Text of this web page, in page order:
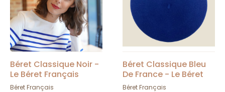
Béret Classique Noir -
Le Béret Français
Béret Français
Béret Classique Bleu
De France - Le Béret
Français
Béret Français